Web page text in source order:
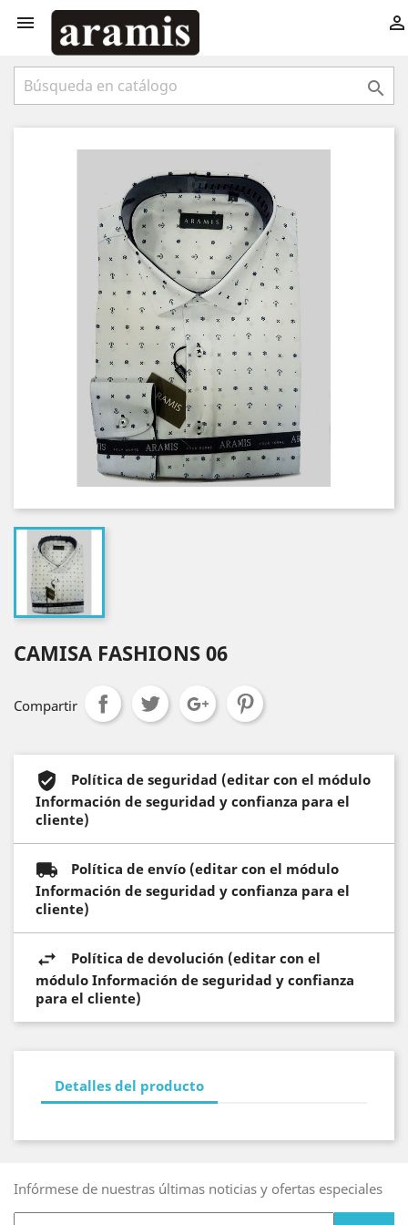
 

CAMISA FASHIONS 06
Compartir
Política de seguridad (editar con el módulo
Información de seguridad y confianza para el
cliente)
Política de envío (editar con el módulo
Información de seguridad y confianza para el
cliente)
Política de devolución (editar con el
módulo Información de seguridad y confianza
para el cliente)
Detalles del producto
Infórmese de nuestras últimas noticias y ofertas especiales